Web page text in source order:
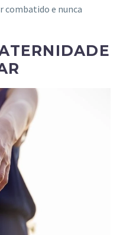
combatido e nunca